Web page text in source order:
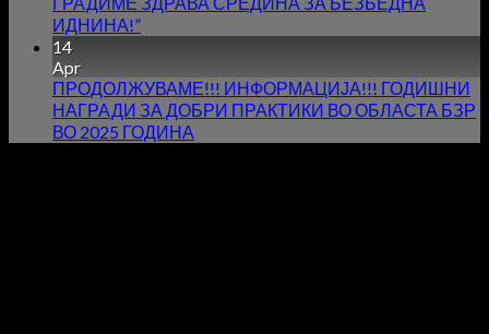
ИДНИНА!”
14
Apr
ПРОДОЛЖУВАМЕ!!! ИНФОРМАЦИЈА!!! ГОДИШНИ
НАГРАДИ ЗА ДОБРИ ПРАКТИКИ ВО ОБЛАСТА БЗР
ВО 2025 ГОДИНА